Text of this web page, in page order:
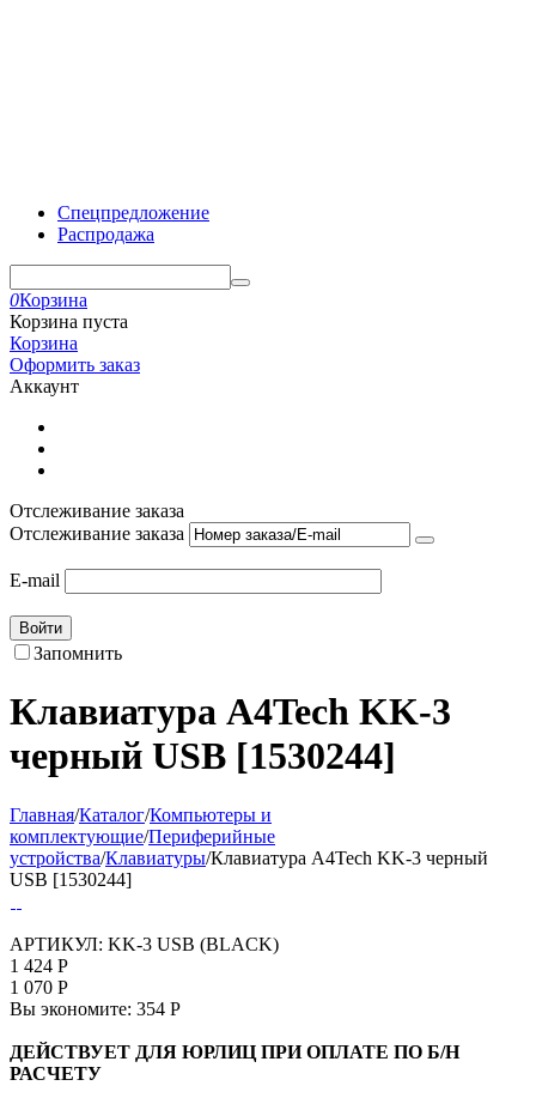
Спецпредложение
Распродажа
0Корзина
Корзина пуста
Корзина
Оформить заказ
Аккаунт
Отслеживание заказа
Отслеживание заказа
E-mail
Войти
Запомнить
Клавиатура A4Tech KK-3
черный USB [1530244]
Главная/Каталог/Компьютеры и
комплектующие/Периферийные
устройства/Клавиатуры/Клавиатура A4Tech KK-3 черный
USB [1530244]
АРТИКУЛ: KK-3 USB (BLACK)
1 424 Р
1 070 Р
Вы экономите: 354 Р
ДЕЙСТВУЕТ ДЛЯ ЮРЛИЦ ПРИ ОПЛАТЕ ПО Б/Н
РАСЧЕТУ